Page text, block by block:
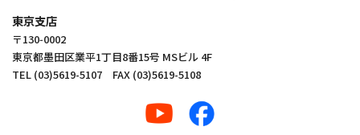
東京支店
〒130‑0002
東京都墨田区業平1丁目8番15号 MSビル 4F
TEL (03)5619-5107 FAX (03)5619-5108